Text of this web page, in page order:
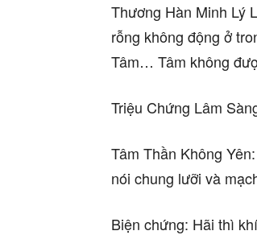
Thương Hàn Minh Lý
rỗng không động ở
Tâm… Tâm không
Triệu Chứng Lâm
Tâm Thần Không
nói chung lưỡi và
Biện chứng: Hãi thì